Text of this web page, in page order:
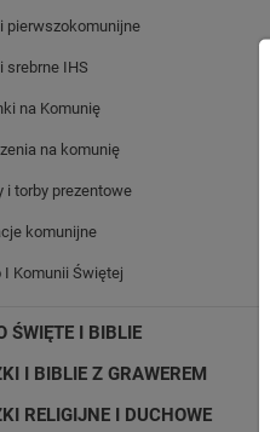
pierwszokomunijne
srebrne IHS
na Komunię
na komunię
i torby prezentowe
komunijne
I Komunii Świętej
ŚWIĘTE I BIBLIE
I BIBLIE Z GRAWEREM
RELIGIJNE I DUCHOWE